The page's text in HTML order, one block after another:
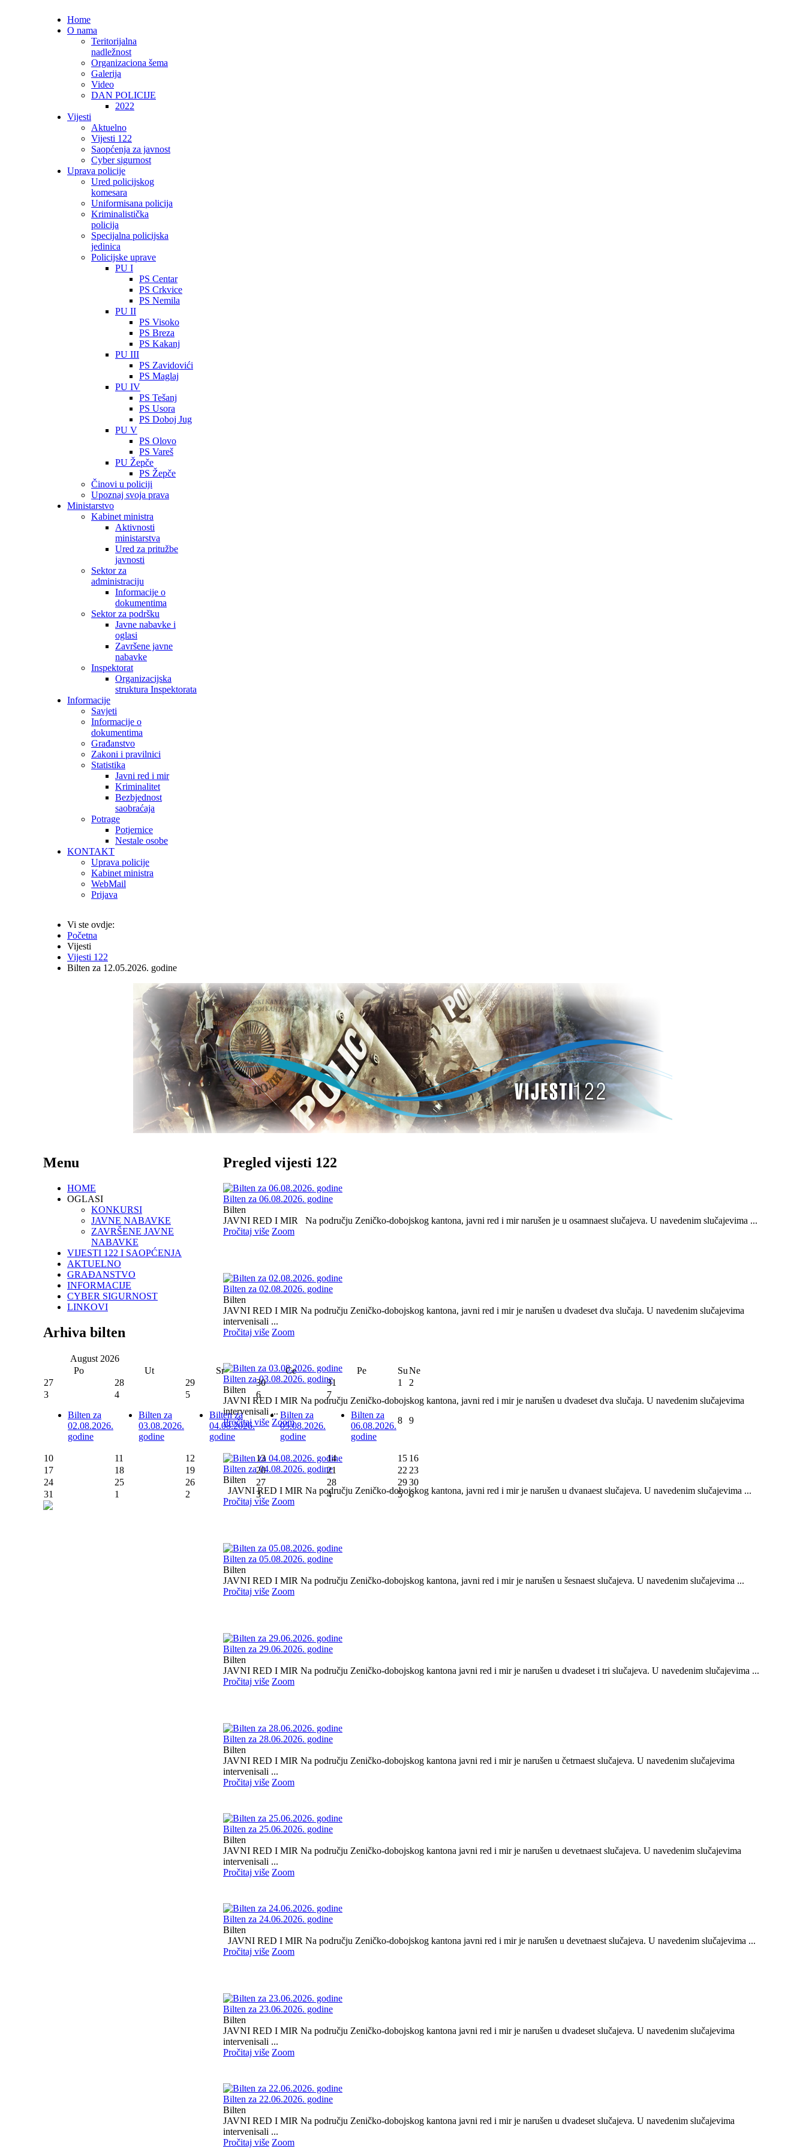
Home
O nama
Teritorijalna
nadležnost
Organizaciona šema
Galerija
Video
DAN POLICIJE
2022
Vijesti
Aktuelno
Vijesti 122
Saopćenja za javnost
Cyber sigurnost
Uprava policije
Ured policijskog
komesara
Uniformisana policija
Kriminalistička
policija
Specijalna policijska
jedinica
Policijske uprave
PU I
PS Centar
PS Crkvice
PS Nemila
PU II
PS Visoko
PS Breza
PS Kakanj
PU III
PS Zavidovići
PS Maglaj
PU IV
PS Tešanj
PS Usora
PS Doboj Jug
PU V
PS Olovo
PS Vareš
PU Žepče
PS Žepče
Činovi u policiji
Upoznaj svoja prava
Ministarstvo
Kabinet ministra
Aktivnosti
ministarstva
Ured za pritužbe
javnosti
Sektor za
administraciju
Informacije o
dokumentima
Sektor za podršku
Javne nabavke i
oglasi
Završene javne
nabavke
Inspektorat
Organizacijska
struktura Inspektorata
Informacije
Savjeti
Informacije o
dokumentima
Građanstvo
Zakoni i pravilnici
Statistika
Javni red i mir
Kriminalitet
Bezbjednost
saobraćaja
Potrage
Potjernice
Nestale osobe
KONTAKT
Uprava policije
Kabinet ministra
WebMail
Prijava
Vi ste ovdje:
Početna
Vijesti
Vijesti 122
Bilten za 12.05.2026. godine
Pregled vijesti 122
Bilten za 06.08.2026. godine
Bilten
JAVNI RED I MIR Na području Zeničko-dobojskog kantona, javni red i mir narušen je u osamnaest slučajeva. U navedenim slučajevima ...
Pročitaj više Zoom
Bilten za 02.08.2026. godine
Bilten
JAVNI RED I MIR Na području Zeničko-dobojskog kantona, javni red i mir je narušen u dvadeset dva slučaja. U navedenim slučajevima
intervenisali ...
Pročitaj više Zoom
Bilten za 03.08.2026. godine
Bilten
JAVNI RED I MIR Na području Zeničko-dobojskog kantona, javni red i mir je narušen u dvadeset dva slučaja. U navedenim slučajevima
intervenisali ...
Pročitaj više Zoom
Bilten za 04.08.2026. godine
Bilten
JAVNI RED I MIR Na području Zeničko-dobojskog kantona, javni red i mir je narušen u dvanaest slučajeva. U navedenim slučajevima ...
Pročitaj više Zoom
Bilten za 05.08.2026. godine
Bilten
JAVNI RED I MIR Na području Zeničko-dobojskog kantona, javni red i mir je narušen u šesnaest slučajeva. U navedenim slučajevima ...
Pročitaj više Zoom
Bilten za 29.06.2026. godine
Bilten
JAVNI RED I MIR Na području Zeničko-dobojskog kantona javni red i mir je narušen u dvadeset i tri slučajeva. U navedenim slučajevima ...
Pročitaj više Zoom
Bilten za 28.06.2026. godine
Bilten
JAVNI RED I MIR Na području Zeničko-dobojskog kantona javni red i mir je narušen u četrnaest slučajeva. U navedenim slučajevima
intervenisali ...
Pročitaj više Zoom
Bilten za 25.06.2026. godine
Bilten
JAVNI RED I MIR Na području Zeničko-dobojskog kantona javni red i mir je narušen u devetnaest slučajeva. U navedenim slučajevima
intervenisali ...
Pročitaj više Zoom
Bilten za 24.06.2026. godine
Bilten
JAVNI RED I MIR Na području Zeničko-dobojskog kantona javni red i mir je narušen u devetnaest slučajeva. U navedenim slučajevima ...
Pročitaj više Zoom
Bilten za 23.06.2026. godine
Bilten
JAVNI RED I MIR Na području Zeničko-dobojskog kantona javni red i mir je narušen u dvadeset slučajeva. U navedenim slučajevima
intervenisali ...
Pročitaj više Zoom
Bilten za 22.06.2026. godine
Bilten
JAVNI RED I MIR Na području Zeničko-dobojskog kantona javni red i mir je narušen u dvadeset slučajeva. U navedenim slučajevima
intervenisali ...
Pročitaj više Zoom
Menu
HOME
OGLASI
KONKURSI
JAVNE NABAVKE
ZAVRŠENE JAVNE
NABAVKE
VIJESTI 122 I SAOPĆENJA
AKTUELNO
GRAĐANSTVO
INFORMACIJE
CYBER SIGURNOST
LINKOVI
Arhiva bilten
August 2026
Po
Ut Sr Ce Pe SuNe
27
28 29 30 31 1
2
3
Bilten za
02.08.2026.
godine
4
Bilten za
03.08.2026.
godine
5
Bilten za
04.08.2026.
godine
6
Bilten za
05.08.2026.
godine
7
Bilten za
06.08.2026.
godine
8 9
10 11 12 13 14 15 16
17
18 19 20 21 22 23
24
25 26 27 28 2930
31
1 2 3 4 5 6